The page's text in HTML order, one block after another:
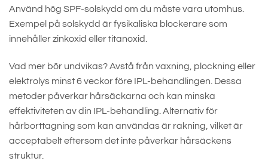
Använd hög SPF-solskydd om du måste vara utomhus.
Exempel på solskydd är fysikaliska blockerare som
innehåller zinkoxid eller titanoxid.
Vad mer bör undvikas? Avstå från vaxning, plockning eller
elektrolys minst 6 veckor före IPL-behandlingen. Dessa
metoder påverkar hårsäckarna och kan minska
effektiviteten av din IPL-behandling. Alternativ för
hårborttagning som kan användas är rakning, vilket är
acceptabelt eftersom det inte påverkar hårsäckens
struktur.